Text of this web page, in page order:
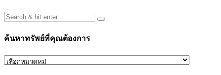
ค้นหาทรัพย์ที่คุณต้องการ
ค้นหา